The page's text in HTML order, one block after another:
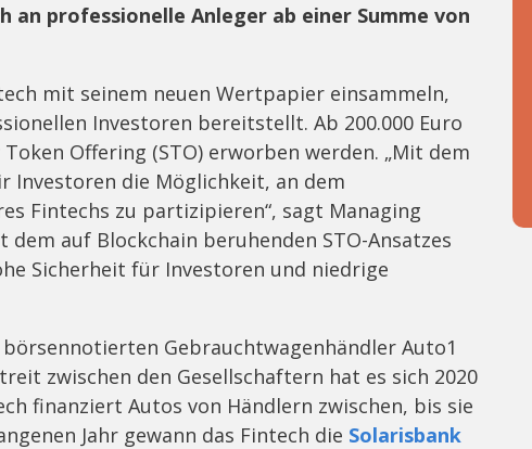
an professionelle Anleger ab einer Summe von
mit seinem neuen Wertpapier einsammeln,
Investoren bereitstellt. Ab 200.000 Euro
Offering (STO) erworben werden. „Mit dem
Investoren die Möglichkeit, an dem
Fintechs zu partizipieren“, sagt Managing
auf Blockchain beruhenden STO-Ansatzes
Sicherheit für Investoren und niedrige
Gebrauchtwagenhändler Auto1
zwischen den Gesellschaftern hat es sich 2020
finanziert Autos von Händlern zwischen, bis sie
Jahr gewann das Fintech die Solarisbank